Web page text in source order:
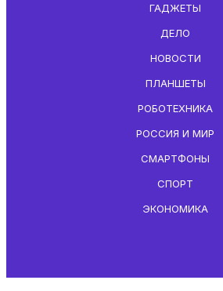
ГАДЖЕТЫ
ДЕЛО
НОВОСТИ
ПЛАНШЕТЫ
РОБОТЕХНИКА
РОССИЯ И МИР
СМАРТФОНЫ
СПОРТ
ЭКОНОМИКА